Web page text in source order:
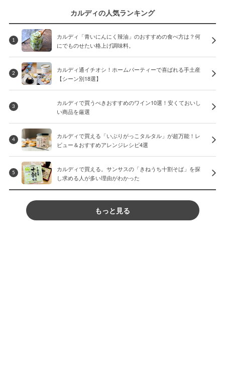
カルディの人気ランキング
1
カルディ「青いにんにく辣油」のおすすめの食べ方は？何
にでものせたい格上げ調味料。
2
カルディ通イチオシ！ホームパーティーで喜ばれる手土産
【シーン別18選】
3
カルディで買うべきおすすめのワイン10選！安くておいし
い商品を厳選
4
カルディで買える「いぶりがっこタルタル」が超万能！レ
ビュー＆おすすめアレンジレシピ4選
5
カルディで買える。サンサスの「きねうち十割そば」を探
し求める人が多い理由がわかった
もっと見る